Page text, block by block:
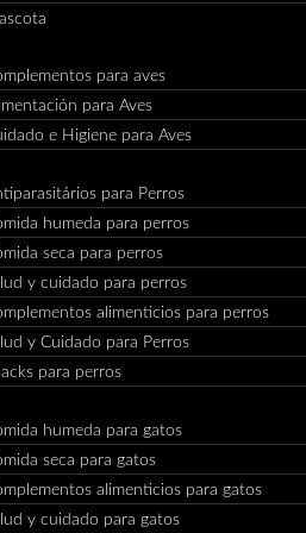
para aves
para Aves
e Higiene para Aves
para Perros
humeda para perros
seca para perros
y cuidado para perros
alimenticios para perros
y Cuidado para Perros
para perros
humeda para gatos
seca para gatos
alimenticios para gatos
y cuidado para gatos